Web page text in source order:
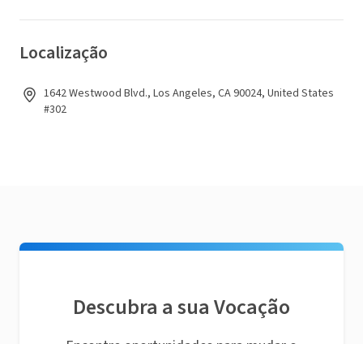
Localização
1642 Westwood Blvd., Los Angeles, CA 90024, United States
#302
Descubra a sua Vocação